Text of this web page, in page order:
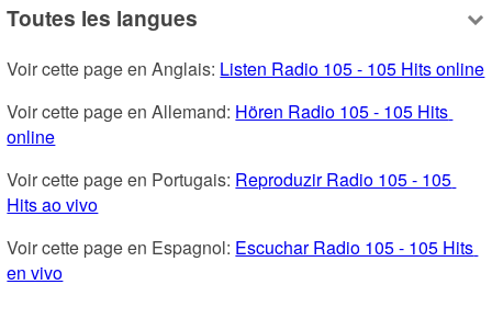
Toutes les langues
Voir cette page en Anglais: Listen Radio 105 - 105 Hits online
Voir cette page en Allemand: Hören Radio 105 - 105 Hits
online
Voir cette page en Portugais: Reproduzir Radio 105 - 105
Hits ao vivo
Voir cette page en Espagnol: Escuchar Radio 105 - 105 Hits
en vivo